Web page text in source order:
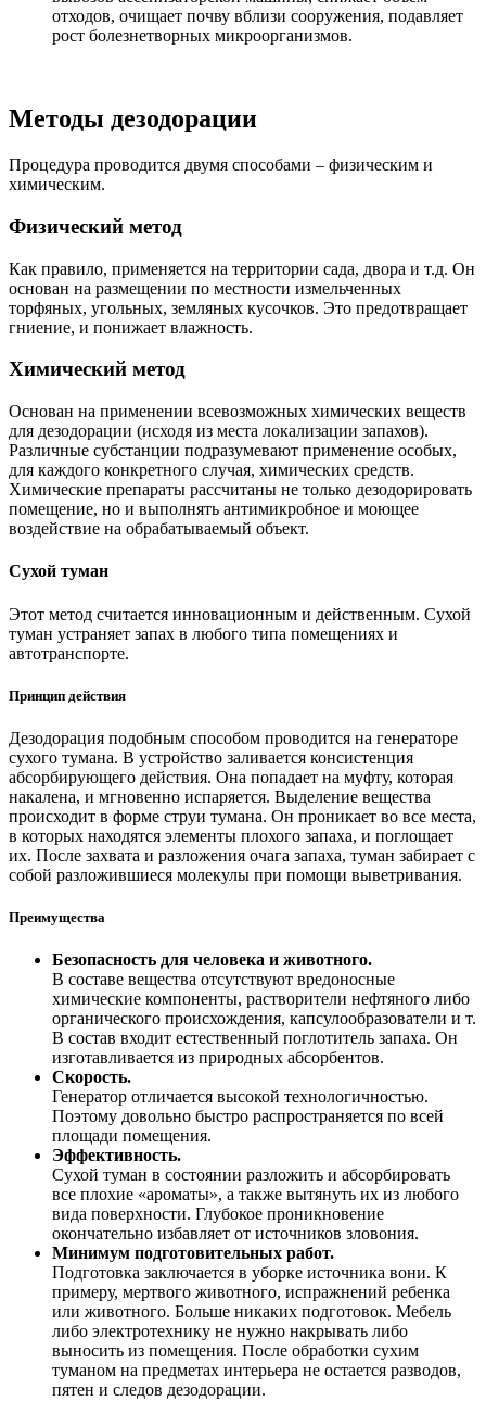
отходов, очищает почву вблизи сооружения, подавляет
рост болезнетворных микроорганизмов.
Методы дезодорации
Процедура проводится двумя способами – физическим и
химическим.
Физический метод
Как правило, применяется на территории сада, двора и т.д. Он
основан на размещении по местности измельченных
торфяных, угольных, земляных кусочков. Это предотвращает
гниение, и понижает влажность.
Химический метод
Основан на применении всевозможных химических веществ
для дезодорации (исходя из места локализации запахов).
Различные субстанции подразумевают применение особых,
для каждого конкретного случая, химических средств.
Химические препараты рассчитаны не только дезодорировать
помещение, но и выполнять антимикробное и моющее
воздействие на обрабатываемый объект.
Сухой туман
Этот метод считается инновационным и действенным. Сухой
туман устраняет запах в любого типа помещениях и
автотранспорте.
Принцип действия
Дезодорация подобным способом проводится на генераторе
сухого тумана. В устройство заливается консистенция
абсорбирующего действия. Она попадает на муфту, которая
накалена, и мгновенно испаряется. Выделение вещества
происходит в форме струи тумана. Он проникает во все места,
в которых находятся элементы плохого запаха, и поглощает
их. После захвата и разложения очага запаха, туман забирает с
собой разложившиеся молекулы при помощи выветривания.
Преимущества
Безопасность для человека и животного.
В составе вещества отсутствуют вредоносные
химические компоненты, растворители нефтяного либо
органического происхождения, капсулообразователи и т.
В состав входит естественный поглотитель запаха. Он
изготавливается из природных абсорбентов.
Скорость.
Генератор отличается высокой технологичностью.
Поэтому довольно быстро распространяется по всей
площади помещения.
Эффективность.
Сухой туман в состоянии разложить и абсорбировать
все плохие «ароматы», а также вытянуть их из любого
вида поверхности. Глубокое проникновение
окончательно избавляет от источников зловония.
Минимум подготовительных работ.
Подготовка заключается в уборке источника вони. К
примеру, мертвого животного, испражнений ребенка
или животного. Больше никаких подготовок. Мебель
либо электротехнику не нужно накрывать либо
выносить из помещения. После обработки сухим
туманом на предметах интерьера не остается разводов,
пятен и следов дезодорации.